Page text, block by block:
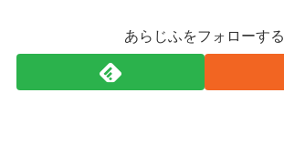
あらじふをフォローする